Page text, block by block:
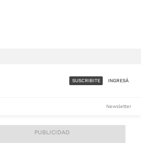
ACCESO FULL - $1.800/MES
SUSCRIBITE INGRESÁ
Newsletter